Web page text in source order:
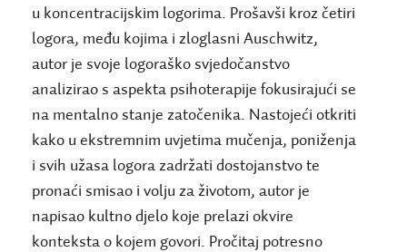
u koncentracijskim logorima. Prošavši kroz četiri
logora, među kojima i zloglasni Auschwitz,
autor je svoje logoraško svjedočanstvo
analizirao s aspekta psihoterapije fokusirajući se
na mentalno stanje zatočenika. Nastojeći otkriti
kako u ekstremnim uvjetima mučenja, poniženja
i svih užasa logora zadržati dostojanstvo te
pronaći smisao i volju za životom, autor je
napisao kultno djelo koje prelazi okvire
konteksta o kojem govori. Pročitaj potresno